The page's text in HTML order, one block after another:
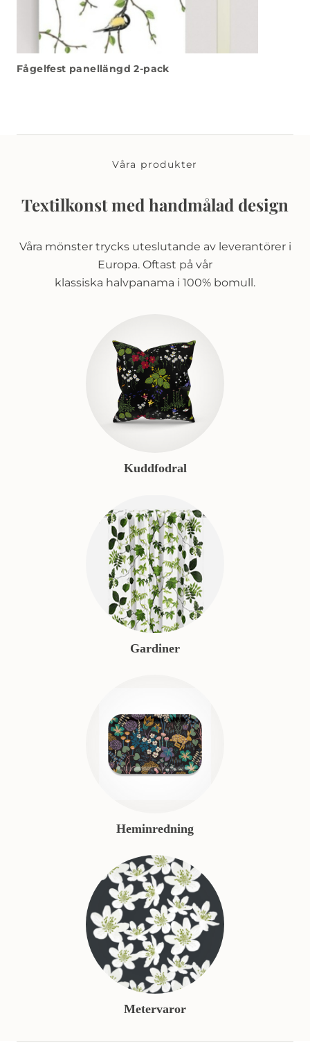
Fågelfest panellängd 2-pack
Våra produkter
Textilkonst med handmålad design
Våra mönster trycks uteslutande av leverantörer i
Europa. Oftast på vår
klassiska halvpanama i 100% bomull.
Kuddfodral
Gardiner
Heminredning
Metervaror